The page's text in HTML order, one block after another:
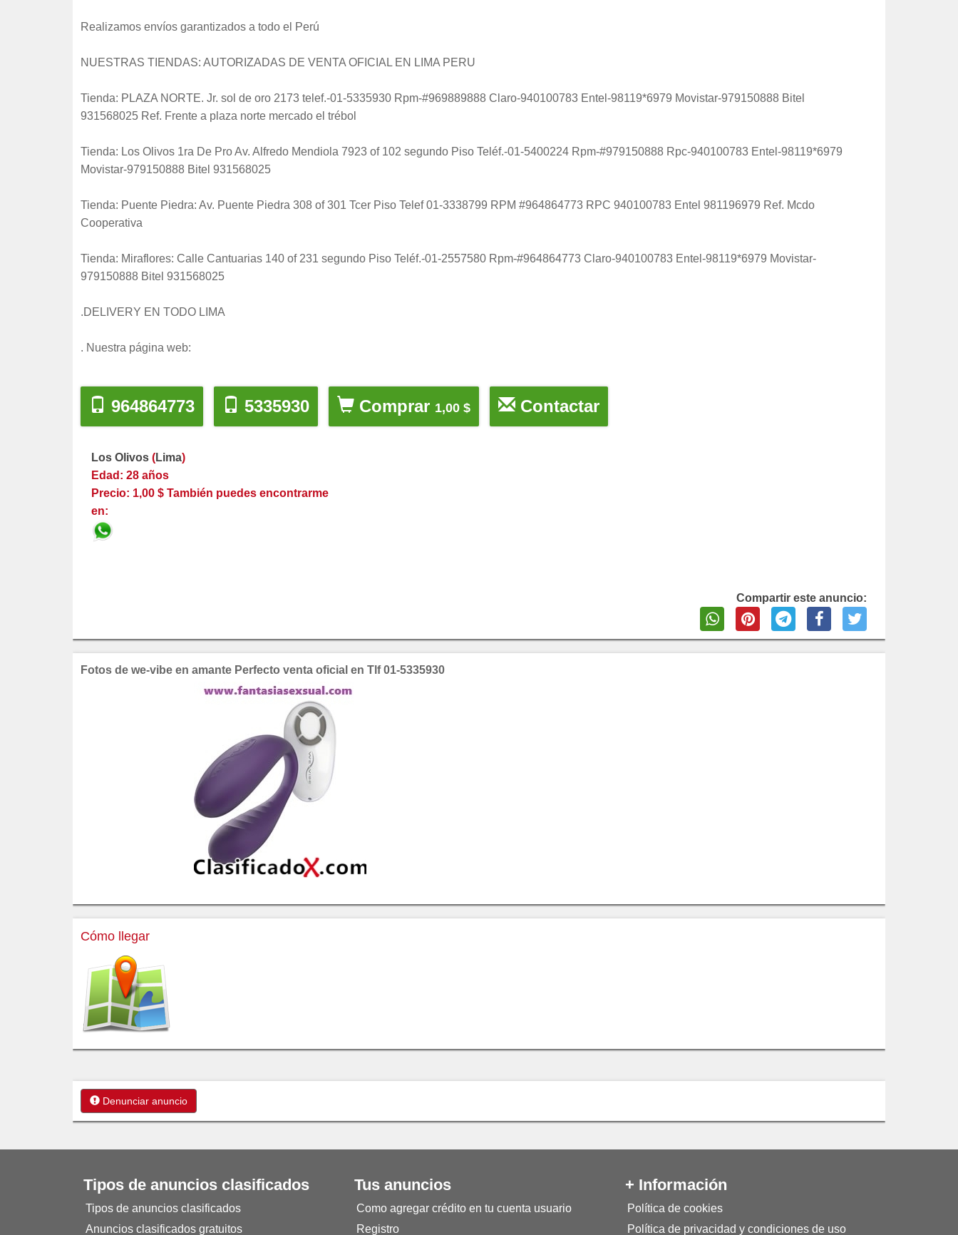
Realizamos envíos garantizados a todo el Perú
NUESTRAS TIENDAS: AUTORIZADAS DE VENTA OFICIAL EN LIMA PERU
Tienda: PLAZA NORTE. Jr. sol de oro 2173 telef.-01-5335930 Rpm-#969889888 Claro-940100783 Entel-98119*6979 Movistar-979150888 Bitel
931568025 Ref. Frente a plaza norte mercado el trébol
Tienda: Los Olivos 1ra De Pro Av. Alfredo Mendiola 7923 of 102 segundo Piso Teléf.-01-5400224 Rpm-#979150888 Rpc-940100783 Entel-98119*6979
Movistar-979150888 Bitel 931568025
Tienda: Puente Piedra: Av. Puente Piedra 308 of 301 Tcer Piso Telef 01-3338799 RPM #964864773 RPC 940100783 Entel 981196979 Ref. Mcdo
Cooperativa
Tienda: Miraflores: Calle Cantuarias 140 of 231 segundo Piso Teléf.-01-2557580 Rpm-#964864773 Claro-940100783 Entel-98119*6979 Movistar-
979150888 Bitel 931568025
.DELIVERY EN TODO LIMA
. Nuestra página web:
964864773 5335930 Comprar 1,00 $ Contactar
Los Olivos (Lima)
Edad: 28 años
Precio: 1,00 $ También puedes encontrarme
en:
Compartir este anuncio:
Fotos de we-vibe en amante Perfecto venta oficial en Tlf 01-5335930
Cómo llegar
Denunciar anuncio
Tipos de anuncios clasificados
Tipos de anuncios clasificados
Anuncios clasificados gratuitos
Tus anuncios
Como agregar crédito en tu cuenta usuario
Registro
+ Información
Política de cookies
Política de privacidad y condiciones de uso